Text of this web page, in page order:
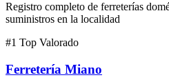
Registro completo de ferreterías
suministros en la localidad
#1 Top Valorado
Ferretería Miano